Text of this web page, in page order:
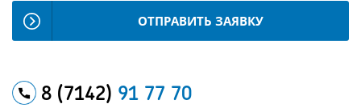
ОТПРАВИТЬ ЗАЯВКУ
8 (7142) 91 77 70